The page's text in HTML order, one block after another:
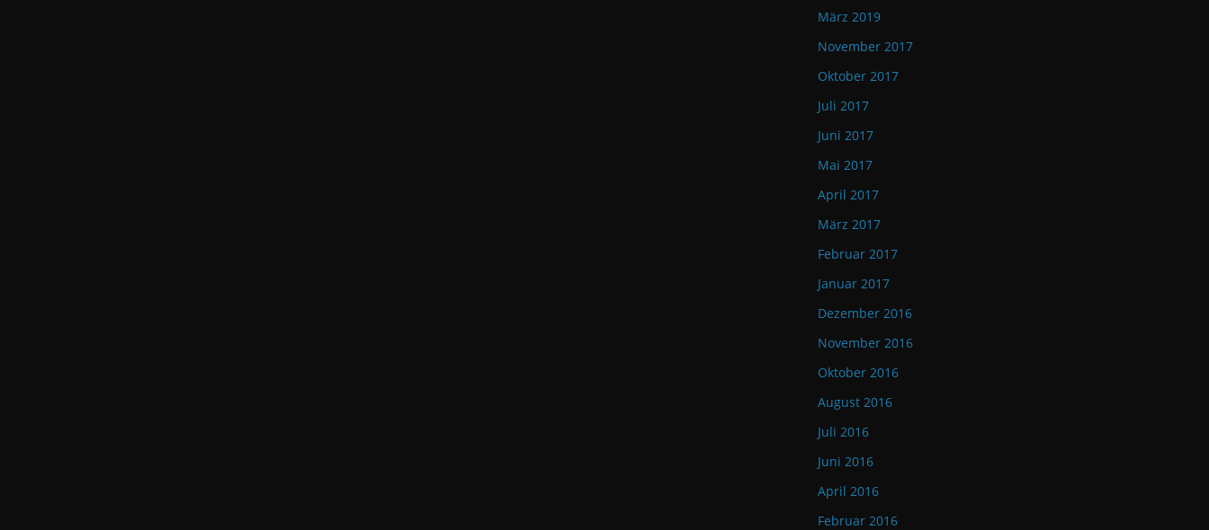
März 2019
November 2017
Oktober 2017
Juli 2017
Juni 2017
Mai 2017
April 2017
März 2017
Februar 2017
Januar 2017
Dezember 2016
November 2016
Oktober 2016
August 2016
Juli 2016
Juni 2016
April 2016
Februar 2016